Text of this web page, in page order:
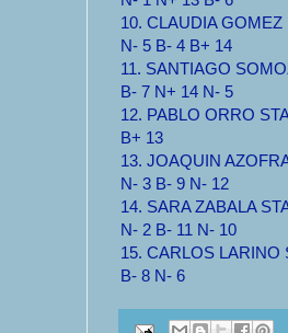
10. CLAUDIA GOMEZ
N- 5 B- 4 B+ 14
11. SANTIAGO
B- 7 N+ 14 N- 5
12. PABLO ORRO
B+ 13
13. JOAQUIN
N- 3 B- 9 N- 12
14. SARA ZABALA
N- 2 B- 11 N- 10
15. CARLOS LARINO
B- 8 N- 6